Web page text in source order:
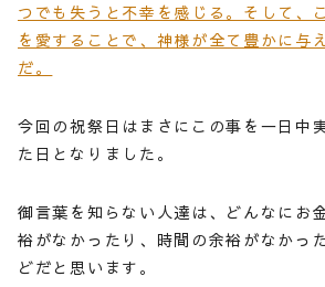
つでも失うと不幸を感じる。そして、
を愛することで、神様が全て豊かに与
だ。
今回の祝祭日はまさにこの事を一日中
た日となりました。
御言葉を知らない人達は、どんなにお
裕がなかったり、時間の余裕がなかっ
どだと思います。